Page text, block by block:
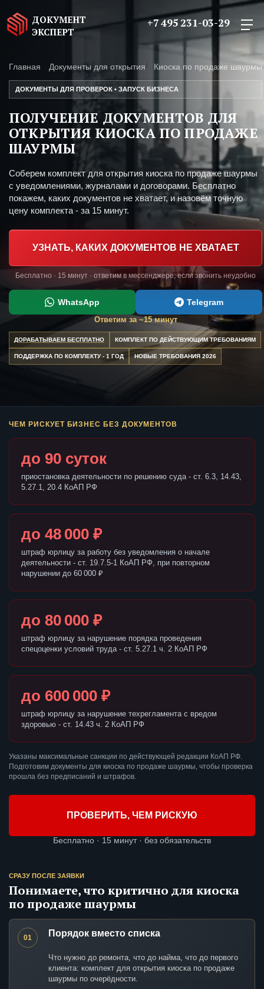
ДОКУМЕНТ
ЭКСПЕРТ
+7 495 231-03-29
Главная Документы для открытия Киоска по продаже шаурмы
ДОКУМЕНТЫ ДЛЯ ПРОВЕРОК • ЗАПУСК БИЗНЕСА
ПОЛУЧЕНИЕ ДОКУМЕНТОВ ДЛЯ
ОТКРЫТИЯ КИОСКА ПО ПРОДАЖЕ
ШАУРМЫ
Соберем комплект для открытия киоска по продаже шаурмы
с уведомлениями, журналами и договорами. Бесплатно
покажем, каких документов не хватает, и назовём точную
цену комплекта - за 15 минут.
УЗНАТЬ, КАКИХ ДОКУМЕНТОВ НЕ ХВАТАЕТ
Бесплатно · 15 минут · ответим в мессенджере, если звонить неудобно
WhatsApp Telegram
Ответим за ~15 минут
ДОРАБАТЫВАЕМ БЕСПЛАТНО КОМПЛЕКТ ПО ДЕЙСТВУЮЩИМ ТРЕБОВАНИЯМ
ПОДДЕРЖКА ПО КОМПЛЕКТУ - 1 ГОД НОВЫЕ ТРЕБОВАНИЯ 2026
ЧЕМ РИСКУЕТ БИЗНЕС БЕЗ ДОКУМЕНТОВ
до 90 суток
приостановка деятельности по решению суда - ст. 6.3, 14.43,
5.27.1, 20.4 КоАП РФ
до 48 000 ₽
штраф юрлицу за работу без уведомления о начале
деятельности - ст. 19.7.5-1 КоАП РФ, при повторном
нарушении до 60 000 ₽
до 80 000 ₽
штраф юрлицу за нарушение порядка проведения
спецоценки условий труда - ст. 5.27.1 ч. 2 КоАП РФ
до 600 000 ₽
штраф юрлицу за нарушение техрегламента с вредом
здоровью - ст. 14.43 ч. 2 КоАП РФ
Указаны максимальные санкции по действующей редакции КоАП РФ.
Подготовим документы для киоска по продаже шаурмы, чтобы проверка
прошла без предписаний и штрафов.
ПРОВЕРИТЬ, ЧЕМ РИСКУЮ
Бесплатно · 15 минут · без обязательств
СРАЗУ ПОСЛЕ ЗАЯВКИ
Понимаете, что критично для киоска
по продаже шаурмы
01 Порядок вместо списка
Что нужно до ремонта, что до найма, что до первого
клиента: комплект для открытия киоска по продаже
шаурмы по очерёдности.